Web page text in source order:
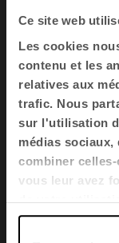
Ce site web
Les cookies
contenu et les
relatives aux
trafic. Nous
sur l'utilisation
médias
combiner
vous leur avez
de votre